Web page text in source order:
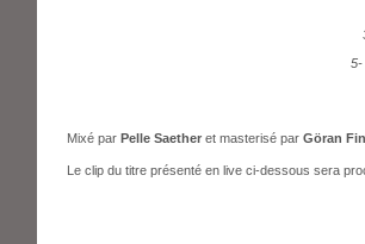
5-
Mixé par Pelle Saether et masterisé par Göran
Le clip du titre présenté en live ci-dessous sera